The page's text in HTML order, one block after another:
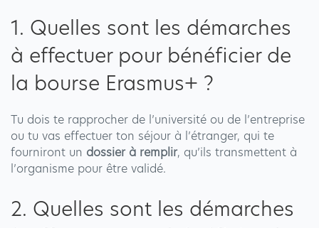
1. Quelles sont les démarches
à effectuer pour bénéficier de
la bourse Erasmus+ ?
Tu dois te rapprocher de l’université ou de l’entreprise
ou tu vas effectuer ton séjour à l’étranger, qui te
fourniront un dossier à remplir, qu’ils transmettent à
l’organisme pour être validé.
2. Quelles sont les démarches